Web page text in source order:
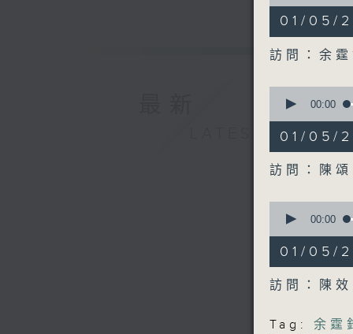
21
minutes,
11
seconds
90%
01/05/
訪問：余
seconds
22
minutes,
45
seconds
90%
00:00
01/05/
訪問：陳
seconds
51
minutes,
12
seconds
90%
00:00
01/05/
訪問：陳
Tag:
余霆